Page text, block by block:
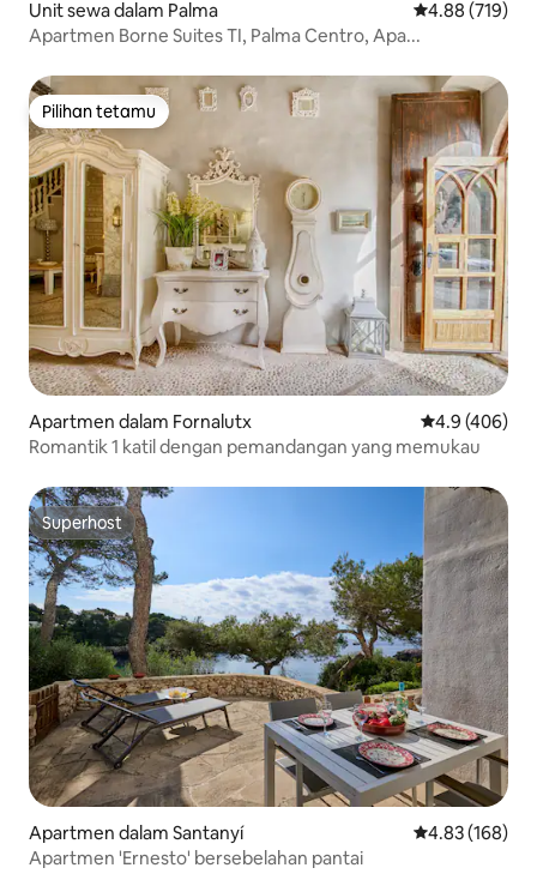
Unit sewa dalam Palma Penarafan
4.88 (719)
Apartmen Borne Suites TI, Palma Centro, Apa...
Pilihan tetamu
Pilihan tetamu
Apartmen dalam Fornalutx Penarafan
4.9 (406)
Romantik 1 katil dengan pemandangan yang memukau
Superhost
Superhost
Apartmen dalam Santanyí Penarafan
4.83 (168)
Apartmen 'Ernesto' bersebelahan pantai